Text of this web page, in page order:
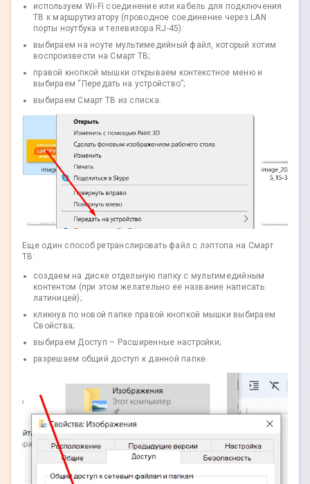
используем Wi-Fi соединение или кабель для подключения
ТВ к маршрутизатору (проводное соединение через LAN
порты ноутбука и телевизора RJ-45):
выбираем на ноуте мультимедийный файл, который хотим
воспроизвести на Смарт ТВ;
правой кнопкой мышки открываем контекстное меню и
выбираем “Передать на устройство”;
выбираем Смарт ТВ из списка.
Еще один способ ретранслировать файл с лэптопа на Смарт
ТВ:
создаем на диске отдельную папку с мультимедийным
контентом (при этом желательно ее название написать
латиницей);
кликнув по новой папке правой кнопкой мышки выбираем
Свойства;
выбираем Доступ – Расширенные настройки;
разрешаем общий доступ к данной папке.